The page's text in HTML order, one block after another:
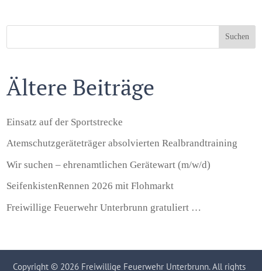
Suchen
Ältere Beiträge
Einsatz auf der Sportstrecke
Atemschutzgeräteträger absolvierten Realbrandtraining
Wir suchen – ehrenamtlichen Gerätewart (m/w/d)
SeifenkistenRennen 2026 mit Flohmarkt
Freiwillige Feuerwehr Unterbrunn gratuliert …
Copyright © 2026 Freiwillige Feuerwehr Unterbrunn. All rights